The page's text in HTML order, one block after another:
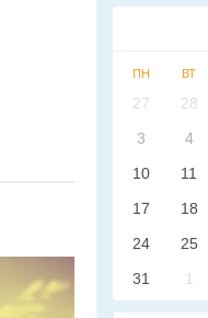
ПН ВТ
27 28
3
4
10
11
17
18
24
25
31
1